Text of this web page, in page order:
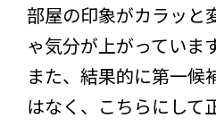
部屋の印象がカラッと
ゃ気分が上がっています
また、結果的に第一候
はなく、こちらにして